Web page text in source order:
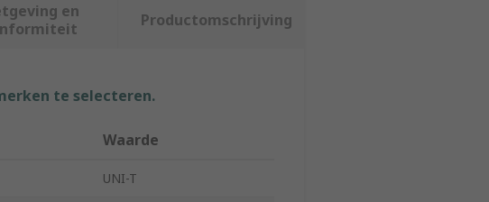
en
Productomschrijving
te selecteren.
Waarde
UNI-T